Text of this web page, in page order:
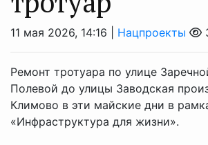
11 мая 2026, 14:16 | Нацпроекты
Ремонт тротуара по улице
Полевой до улицы Заводская
Климово в эти майские дни в
«Инфраструктура для жизни».